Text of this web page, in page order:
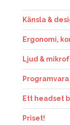
Känsla &
Ergonomi,
Ljud &
Ett headset
Priset!